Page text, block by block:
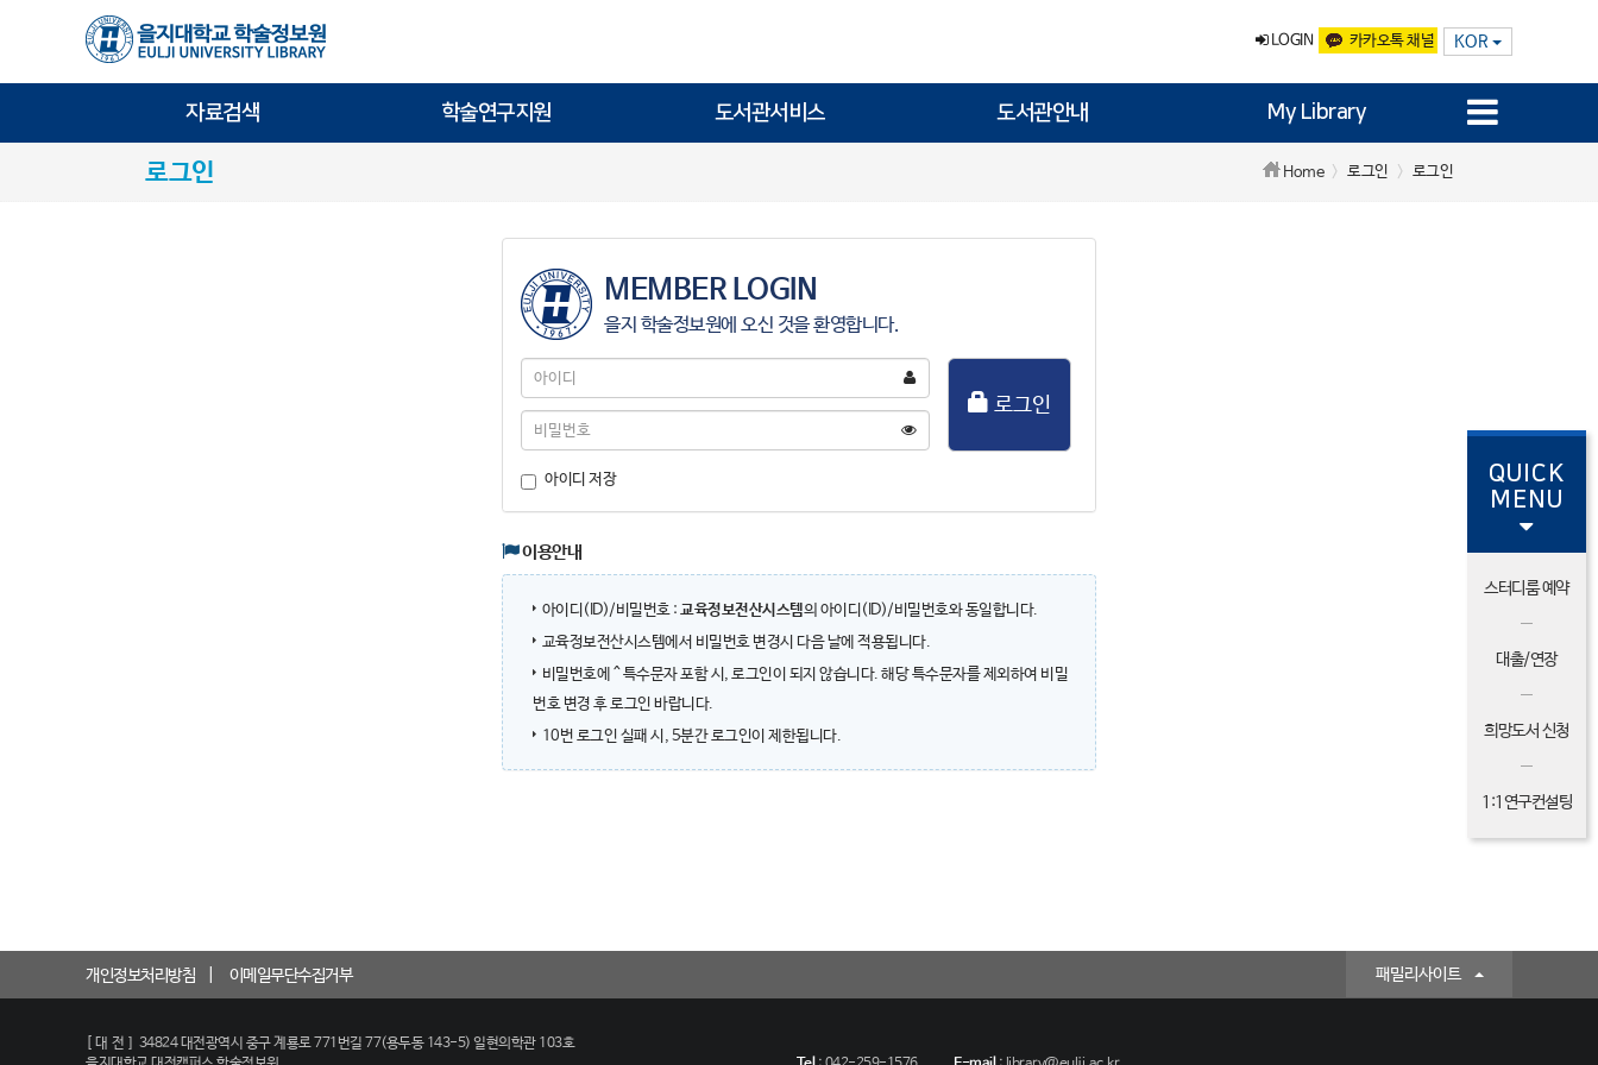
LOGIN 카카오톡 채널 KOR
자료검색 학술연구지원 도서관서비스 도서관안내 My Library
로그인 Home 로그인 로그인
MEMBER LOGIN
을지 학술정보원에 오신 것을 환영합니다.
아
디
비
호
로그인
아이디 저장
이용안내
아이디(ID)/비밀번호 : 교육정보전산시스템의 아이디(ID)/비밀번호와 동일합니다.
교육정보전산시스템에서 비밀번호 변경시 다음 날에 적용됩니다.
비밀번호에 ^ 특수문자 포함 시, 로그인이 되지 않습니다. 해당 특수문자를 제외하여 비밀
번호 변경 후 로그인 바랍니다.
10번 로그인 실패 시, 5분간 로그인이 제한됩니다.
QUICK
MENU
스터디룸 예약
대출/연장
희망도서 신청
1:1연구컨설팅
개인정보처리방침 이메일무단수집거부 패밀리사이트
[대전]
34824 대전광역시 중구 계룡로 771번길 77(용두동 143-5) 일현의학관 103호